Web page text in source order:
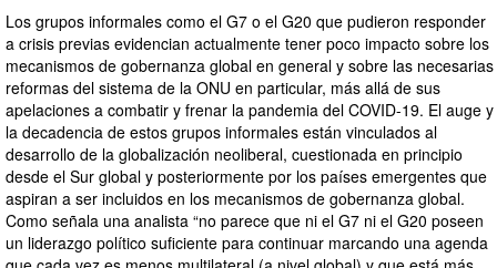
Los grupos informales como el G7 o el G20 que pudieron responder
a crisis previas evidencian actualmente tener poco impacto sobre los
mecanismos de gobernanza global en general y sobre las necesarias
reformas del sistema de la ONU en particular, más allá de sus
apelaciones a combatir y frenar la pandemia del COVID-19. El auge y
la decadencia de estos grupos informales están vinculados al
desarrollo de la globalización neoliberal, cuestionada en principio
desde el Sur global y posteriormente por los países emergentes que
aspiran a ser incluidos en los mecanismos de gobernanza global.
Como señala una analista “no parece que ni el G7 ni el G20 poseen
un liderazgo político suficiente para continuar marcando una agenda